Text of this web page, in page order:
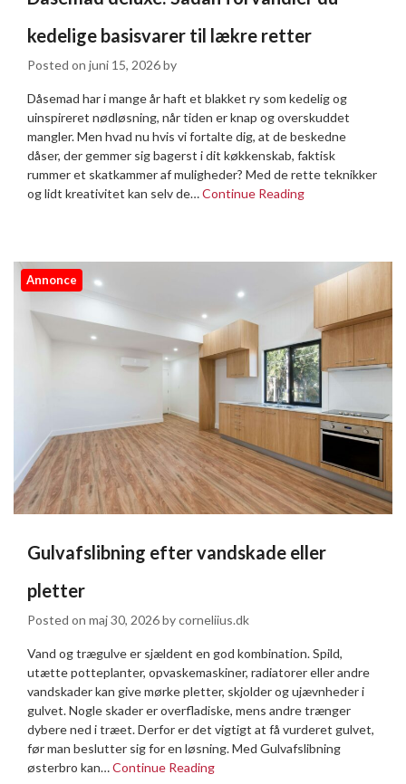
kedelige basisvarer til lækre retter
Posted on juni 15, 2026by
Dåsemad har i mange år haft et blakket ry som kedelig og
uinspireret nødløsning, når tiden er knap og overskuddet
mangler. Men hvad nu hvis vi fortalte dig, at de beskedne
dåser, der gemmer sig bagerst i dit køkkenskab, faktisk
rummer et skatkammer af muligheder? Med de rette teknikker
og lidt kreativitet kan selv de…Continue Reading
Annonce
Gulvafslibning efter vandskade eller
pletter
Posted on maj 30, 2026bycorneliius.dk
Vand og trægulve er sjældent en god kombination. Spild,
utætte potteplanter, opvaskemaskiner, radiatorer eller andre
vandskader kan give mørke pletter, skjolder og ujævnheder i
gulvet. Nogle skader er overfladiske, mens andre trænger
dybere ned i træet. Derfor er det vigtigt at få vurderet gulvet,
før man beslutter sig for en løsning. Med Gulvafslibning
østerbro kan…Continue Reading